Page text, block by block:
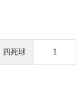
四死球 1